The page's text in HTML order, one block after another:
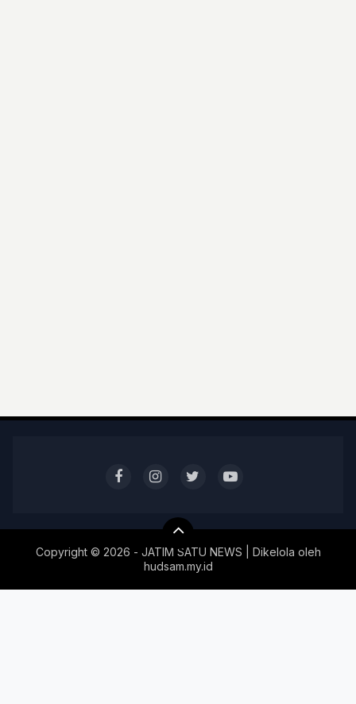
Copyright © 2026 - JATIM SATU NEWS | Dikelola oleh
hudsam.my.id